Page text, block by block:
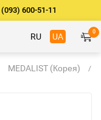
(093) 600-51-11
RU UA 0
MEDALIST (Корея)